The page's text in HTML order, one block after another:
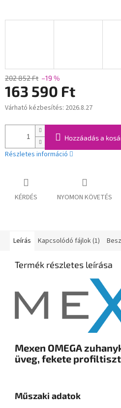
202 852 Ft –19 %
163 590 Ft
Egységár:
Várható kézbesítés: 2026.8.27
Hozzáadás a
Részletes információ
KÉRDÉS NYOMON KÖVETÉS
Leírás Kapcsolódó fájlok (1)
Termék részletes leírása
Mexen OMEGA
üveg, fekete
Műszaki adatok